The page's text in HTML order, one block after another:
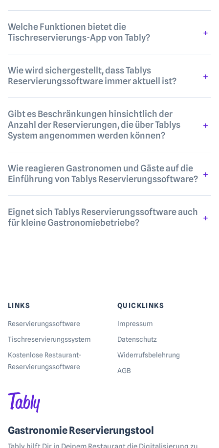
Welche Funktionen bietet die
Tischreservierungs-App von Tably?
Wie wird sichergestellt, dass Tablys
Reservierungssoftware immer aktuell ist?
Gibt es Beschränkungen hinsichtlich der
Anzahl der Reservierungen, die über Tablys
System angenommen werden können?
Wie reagieren Gastronomen und Gäste auf die
Einführung von Tablys Reservierungssoftware?
Eignet sich Tablys Reservierungssoftware auch
für kleine Gastronomiebetriebe?
LINKS
Reservierungs­software
Tischreservierungs­system
Kostenlose Restaurant-
Reservierungssoftware
QUICKLINKS
Impressum
Datenschutz
Widerrufsbelehrung
AGB
Gastronomie Reservierungstool